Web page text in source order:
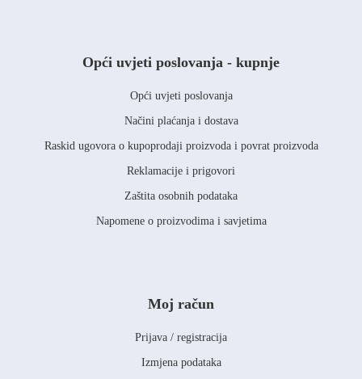
Opći uvjeti poslovanja - kupnje
Opći uvjeti poslovanja
Načini plaćanja i dostava
Raskid ugovora o kupoprodaji proizvoda i povrat proizvoda
Reklamacije i prigovori
Zaštita osobnih podataka
Napomene o proizvodima i savjetima
Moj račun
Prijava / registracija
Izmjena podataka